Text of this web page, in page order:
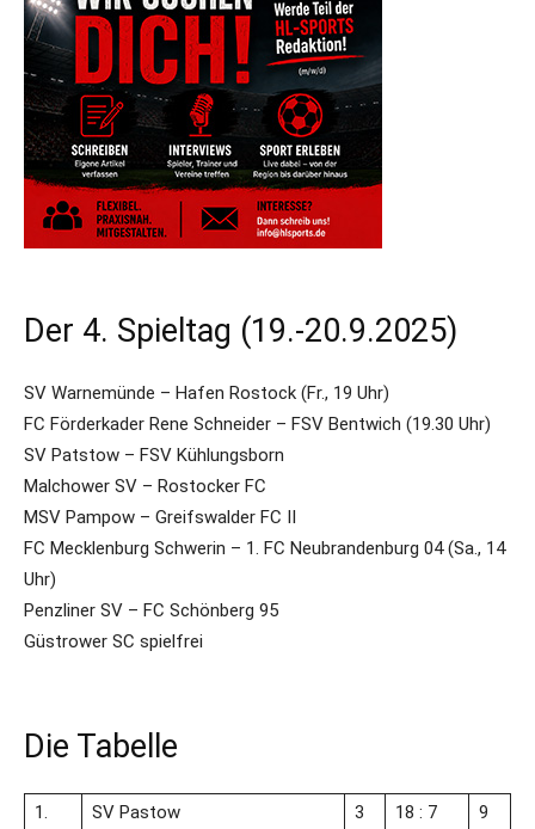
Der 4. Spieltag (19.-20.9.2025)
SV Warnemünde – Hafen Rostock (Fr., 19 Uhr)
FC Förderkader Rene Schneider – FSV Bentwich (19.30 Uhr)
SV Patstow – FSV Kühlungsborn
Malchower SV – Rostocker FC
MSV Pampow – Greifswalder FC II
FC Mecklenburg Schwerin – 1. FC Neubrandenburg 04 (Sa., 14
Uhr)
Penzliner SV – FC Schönberg 95
Güstrower SC spielfrei
Die Tabelle
1. SV Pastow 3 18 : 7 9